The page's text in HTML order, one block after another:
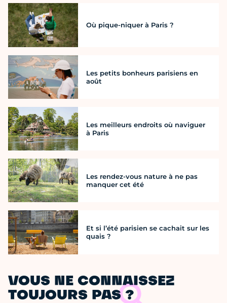
Où pique-niquer à Paris ?
Les petits bonheurs parisiens en
août
Les meilleurs endroits où naviguer
à Paris
Les rendez-vous nature à ne pas
manquer cet été
Et si l’été parisien se cachait sur les
quais ?
VOUS NE CONNAISSEZ
TOUJOURS PAS ?